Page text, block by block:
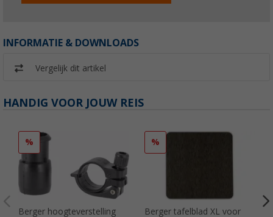
INFORMATIE & DOWNLOADS
Vergelijk dit artikel
HANDIG VOOR JOUW REIS
%
Berger hoogteverstelling
%
Berger tafelblad XL voor